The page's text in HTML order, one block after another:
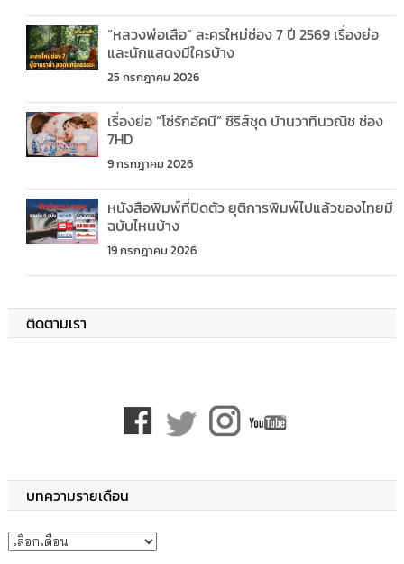
“หลวงพ่อเสือ” ละครใหม่ช่อง 7 ปี 2569 เรื่องย่อ
และนักแสดงมีใครบ้าง
25 กรกฎาคม 2026
เรื่องย่อ “โซ่รักอัคนี” ซีรีส์ชุด บ้านวาทินวณิช ช่อง
7HD
9 กรกฎาคม 2026
หนังสือพิมพ์ที่ปิดตัว ยุติการพิมพ์ไปแล้วของไทยมี
ฉบับไหนบ้าง
19 กรกฎาคม 2026
ติดตามเรา
บทความรายเดือน
บทความรายเดือน